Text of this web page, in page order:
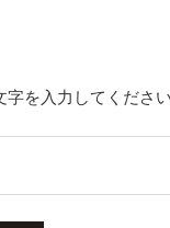
を入力してください